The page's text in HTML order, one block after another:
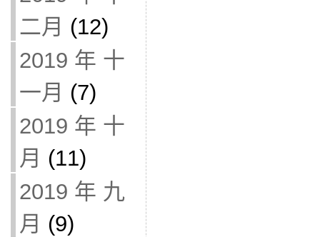
二月 (12)
2019 年 十
一月 (7)
2019 年 十
月 (11)
2019 年 九
月 (9)